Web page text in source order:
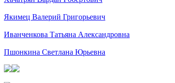
Якимец Валерий Григорьевич
Иванченкова Татьяна Александровна
Пшонкина Светлана Юрьевна